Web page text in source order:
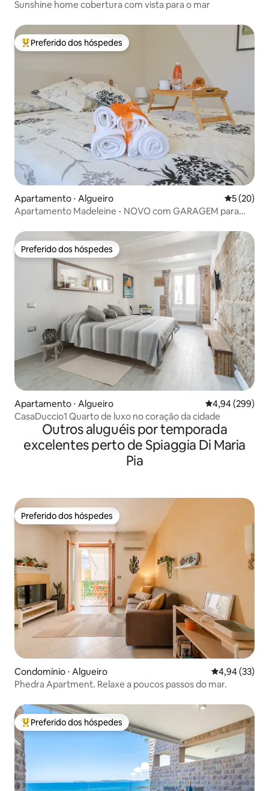
Sunshine home cobertura com vista para o mar
Entre os melhores preferidos dos hóspedes
Preferido dos hóspedes
Apartamento ⋅ Algueiro 5 de uma
5 (20)
Apartamento Madeleine - NOVO com GARAGEM para
Preferido dos hóspedes
Preferido dos hóspedes
Apartamento ⋅ Algueiro 4,94 de uma
4,94 (299)
CasaDuccio1 Quarto de luxo no coração da cidade
Outros aluguéis por temporada
excelentes perto de Spiaggia Di Maria
Pia
Preferido dos hóspedes
Preferido dos hóspedes
Condomínio ⋅ Algueiro 4,94 de uma
4,94 (33)
Phedra Apartment. Relaxe a poucos passos do mar.
Entre os melhores preferidos dos hóspedes
Preferido dos hóspedes